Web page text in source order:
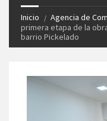
Inicio Agencia de
primera etapa de la
barrio Pickelado